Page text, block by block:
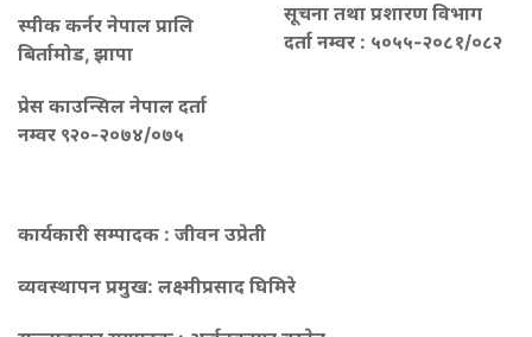
स्पीक कर्नर नेपाल प्रालि
बिर्तामोड, झापा
प्रेस काउन्सिल नेपाल दर्ता
नम्वर ९२०-२०७४/०७५
सूचना तथा प्रशारण विभाग
दर्ता नम्वर : ५०५५-२०८१/०८२
कार्यकारी सम्पादक : जीवन उप्रेती
व्यवस्थापन प्रमुख: लक्ष्मीप्रसाद घिमिरे